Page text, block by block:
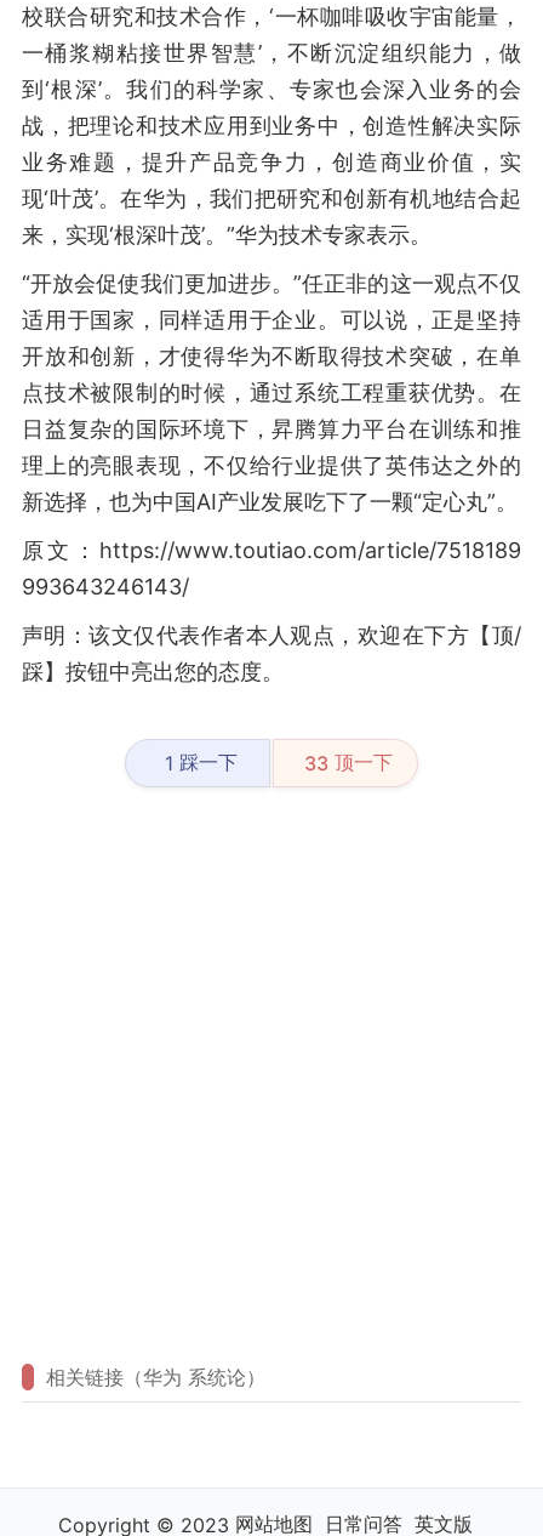
校联合研究和技术合作，‘一杯咖啡吸收宇宙能量，
一桶浆糊粘接世界智慧’，不断沉淀组织能力，做
到‘根深’。我们的科学家、专家也会深入业务的会
战，把理论和技术应用到业务中，创造性解决实际
业务难题，提升产品竞争力，创造商业价值，实
现‘叶茂’。在华为，我们把研究和创新有机地结合起
来，实现‘根深叶茂’。”华为技术专家表示。
“开放会促使我们更加进步。”任正非的这一观点不仅
适用于国家，同样适用于企业。可以说，正是坚持
开放和创新，才使得华为不断取得技术突破，在单
点技术被限制的时候，通过系统工程重获优势。在
日益复杂的国际环境下，昇腾算力平台在训练和推
理上的亮眼表现，不仅给行业提供了英伟达之外的
新选择，也为中国AI产业发展吃下了一颗“定心丸”。
原文：https://www.toutiao.com/article/7518189
993643246143/
声明：该文仅代表作者本人观点，欢迎在下方【顶/
踩】按钮中亮出您的态度。
1 踩一下 33 顶一下
相关链接（华为 系统论）
Copyright © 2023 网站地图 日常问答 英文版